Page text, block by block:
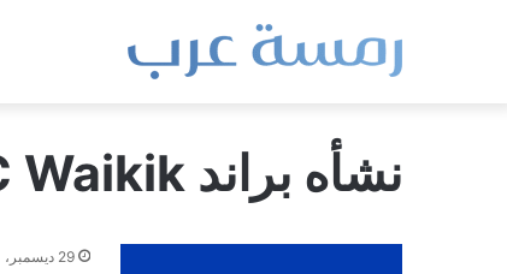
نشأه براند LC Waikik
29 ديسمبر، 2021